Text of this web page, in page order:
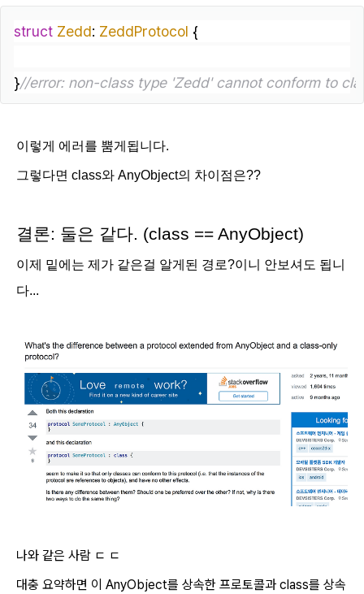
struct Zedd: ZeddProtocol {
}//error: non-class type 'Zedd' cannot conform to
이렇게 에러를 뿜게됩니다.
그렇다면 class와 AnyObject의 차이점은??
결론: 둘은 같다. (class == AnyObject)
이제 밑에는 제가 같은걸 알게된 경로?이니 안보셔 도 됩니
다...
나와 같은 사람 ㄷ ㄷ
대충 요약하면 이 AnyObject를 상속한 프로토콜과 class를 상속